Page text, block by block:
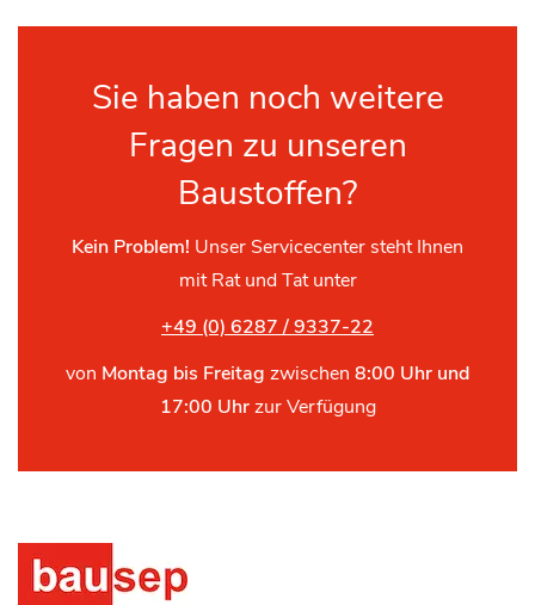
Sie haben noch weitere
Fragen zu unseren
Baustoffen?
Kein Problem! Unser Servicecenter steht Ihnen
mit Rat und Tat unter
+49 (0) 6287 / 9337-22
von Montag bis Freitag zwischen 8:00 Uhr und
17:00 Uhrzur Verfügung